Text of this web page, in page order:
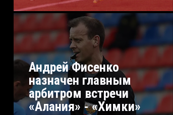
Андрей Фисенко
назначен главным
арбитром встречи
«Алания» - «Химки»